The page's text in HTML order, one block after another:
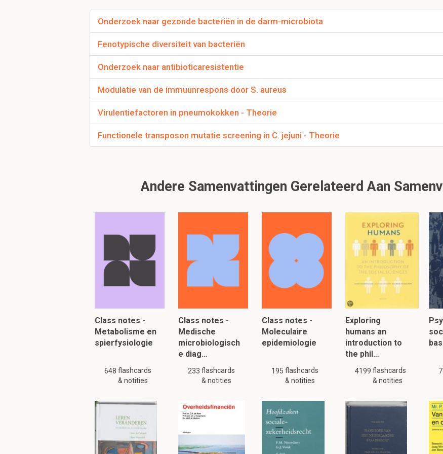
Wat geven de pijlen in een PCA plot weer?
Welke bacterien een rol hebben gespeeld in het creëren van de plot, pijlen die naar
op bacterien die goed kunnen samenleven/werken.
Om verder te lezen, klik hier:
Onderzoek naar gezonde bacteriën in de darm-microbiota
Fenotypische diversiteit van bacteriën
Onderzoek naar antibioticaresistentie
Modulatie van de immuunrespons door S. aureus
Virulentiefactoren in pneumokokken - Theorie
Functionele transposon mutatie screening in C. jejuni - Theorie
Andere Samenvattingen Gerelateerd Aan
Class notes -
Metabolisme en
spierfysiologie
648 flashcards
& notities
Class notes -
Medische
microbiologisch
e diag…
233 flashcards
& notities
Class notes -
Moleculaire
epidemiologie
195 flashcards
& notities
Exploring
humans an
introduction to
the phil…
4199 flashcards
& notities